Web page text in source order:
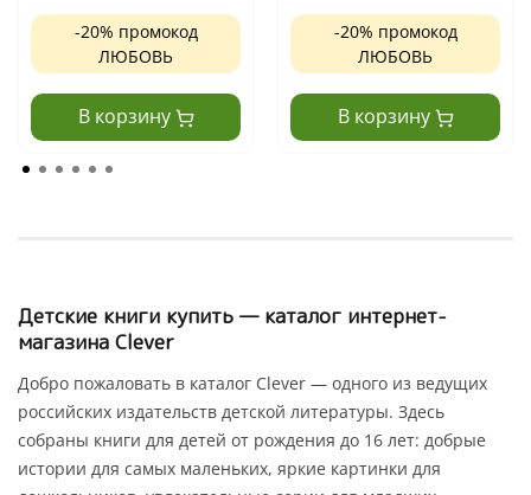
-20% промокод
ЛЮБОВЬ
В корзину
-20% промокод
ЛЮБОВЬ
В корзину
Детские книги купить — каталог интернет-
магазина Clever
Добро пожаловать в каталог Clever — одного из ведущих
российских издательств детской литературы. Здесь
собраны книги для детей от рождения до 16 лет: добрые
истории для самых маленьких, яркие картинки для